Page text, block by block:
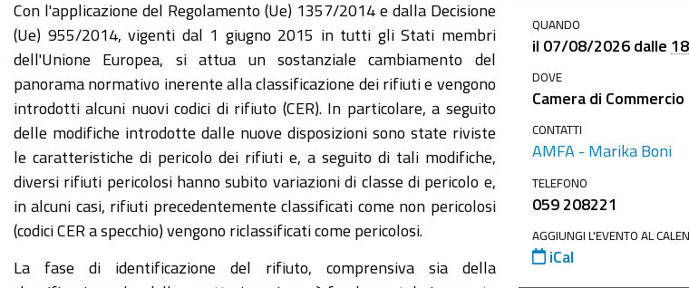
https://www.mo.camcom.it/tutela-
legalita-
mercato/ambiente/news/incontro-
formativo-
classificazione-
e-
caratterizzazione-
dei-
rifiuti-
nuove-
vecchie-
QUANDO
il 07/08/2026dalle
DOVE
Camera di
CONTATTI
AMFA - Marika Boni
TELEFONO
059 208221
AGGIUNGI L'EVENTO AL
iCal
Con l'applicazione del Regolamento (Ue) 1357/2014 e dalla Decisione
(Ue) 955/2014, vigenti dal 1 giugno 2015 in tutti gli Stati membri
dell'Unione Europea, si attua un sostanziale cambiamento del
panorama normativo inerente alla classificazione dei rifiuti e vengono
introdotti alcuni nuovi codici di rifiuto (CER). In particolare, a seguito
delle modifiche introdotte dalle nuove disposizioni sono state riviste
le caratteristiche di pericolo dei rifiuti e, a seguito di tali modifiche,
diversi rifiuti pericolosi hanno subito variazioni di classe di pericolo e,
in alcuni casi, rifiuti precedentemente classificati come non pericolosi
(codici CER a specchio) vengono riclassificati come pericolosi.
La fase di identificazione del rifiuto, comprensiva sia della